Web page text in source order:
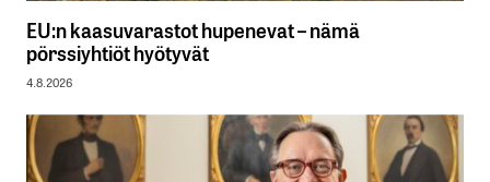
EU:n kaasuvarastot hupenevat – nämä
pörssiyhtiöt hyötyvät
4.8.2026